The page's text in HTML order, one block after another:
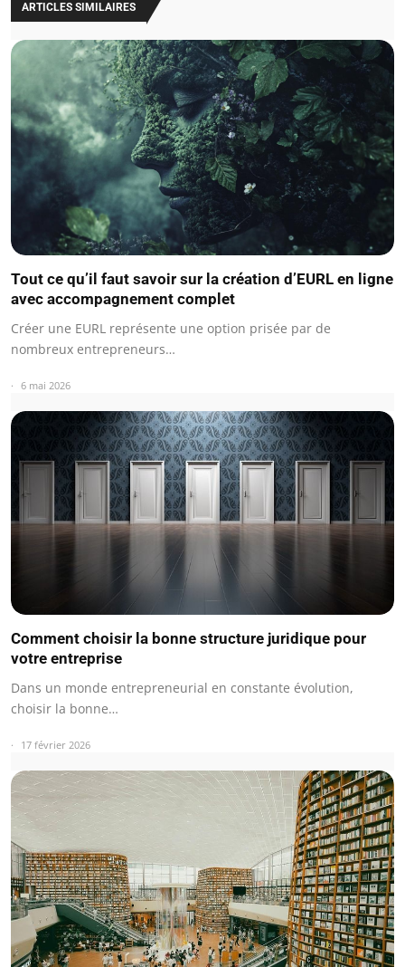
ARTICLES SIMILAIRES
Tout ce qu’il faut savoir sur la création d’EURL en ligne
avec accompagnement complet
Créer une EURL représente une option prisée par de
nombreux entrepreneurs…
6 mai 2026
Comment choisir la bonne structure juridique pour
votre entreprise
Dans un monde entrepreneurial en constante évolution,
choisir la bonne…
17 février 2026